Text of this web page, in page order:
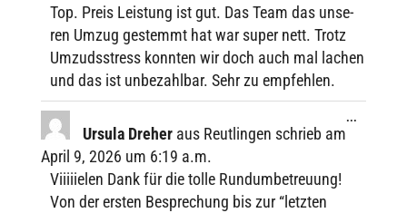
Top. Preis Leis­tung ist gut. Das Team das unse­
ren Umzug gestemmt hat war super nett. Trotz
Umzuds­stress konn­ten wir doch auch mal lachen
und das ist unbe­zahl­bar. Sehr zu empfehlen.
Ursula Dreher aus Reutlingen schrieb am
April 9, 2026 um 6:19 a.m.
Viiii­ie­len Dank für die tolle Rund­um­be­treu­ung!
Von der ersten Bespre­chung bis zur “letz­ten
...